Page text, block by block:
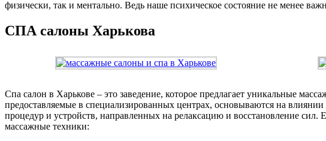
физически, так и ментально. Ведь наше психическое состояние не менее
СПА салоны Харькова
Спа салон в Харькове – это заведение, которое предлагает уникальные
предоставляемые в специализированных центрах, основываются на
процедур и устройств, направленных на релаксацию и восстановление
массажные техники: